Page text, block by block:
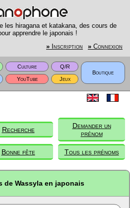
les hiragana et katakana, des cours de
apprendre le japonais !
» Inscription » Connexion
Culture
Q/R
Boutique
YouTube Jeux
Recherche
Demander un
prénom
Bonne fête Tous les prénoms
de Wassyla en japonais